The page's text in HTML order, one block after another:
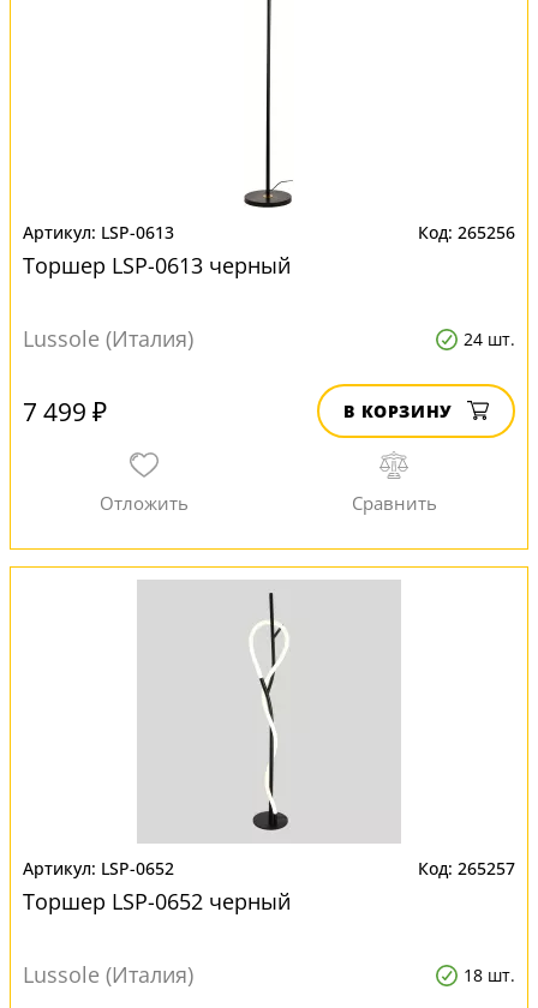
LSP-0613 265256
Торшер LSP-0613 черный
Lussole (Италия) 24 шт.
7 499 ₽ В КОРЗИНУ
LSP-0652 265257
Торшер LSP-0652 черный
Lussole (Италия) 18 шт.